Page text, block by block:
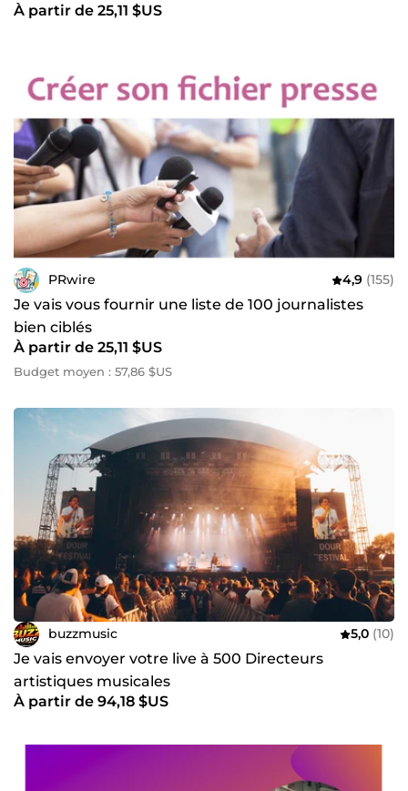
À partir de 25,11 $US
PRwire 4,9 (155)
Je vais vous fournir une liste de 100 journalistes
bien ciblés
À partir de 25,11 $US
Budget moyen : 57,86 $US
buzzmusic 5,0 (10)
Je vais envoyer votre live à 500 Directeurs
artistiques musicales
À partir de 94,18 $US